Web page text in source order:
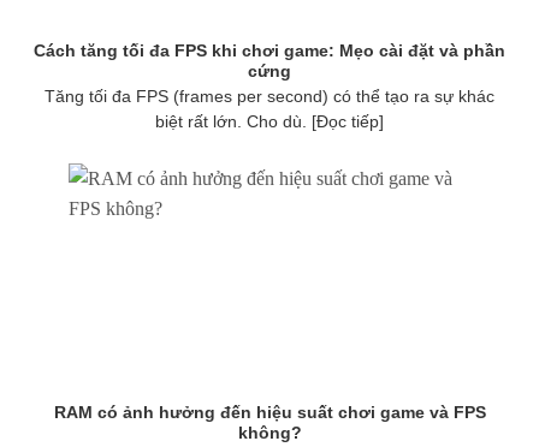
Cách tăng tối đa FPS khi chơi game: Mẹo cài đặt và phần
cứng
Tăng tối đa FPS (frames per second) có thể tạo ra sự khác
biệt rất lớn. Cho dù. [Đọc tiếp]
RAM có ảnh hưởng đến hiệu suất chơi game và FPS
không?